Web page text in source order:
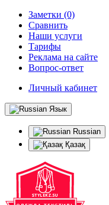
Заметки (0)
Сравнить
Наши услуги
Тарифы
Реклама на сайте
Вопрос-ответ
Личный кабинет
Язык
Russian
Қазақ